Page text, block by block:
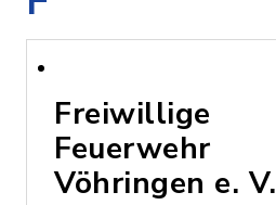
Freiwillige
Feuerwehr
Vöhringen e. V.